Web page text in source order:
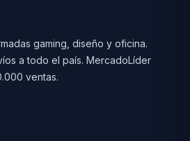
gaming, diseño y oficina.
a todo el país. MercadoLíder
ventas.